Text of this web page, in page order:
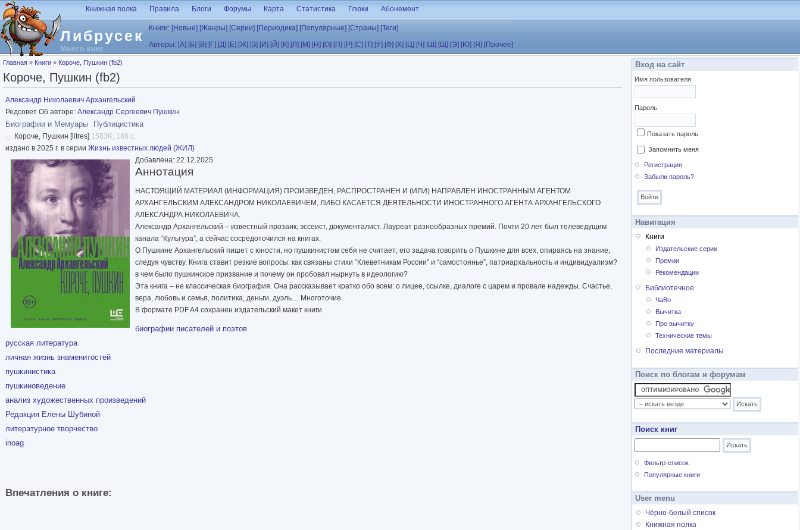
Перейти к основному содержанию
Либрусек
Много книг
Книжная полка Правила Блоги Форумы Карта Статистика Глюки Абонемент
Книги: [Новые] [Жанры] [Серии] [Периодика] [Популярные] [Страны] [Теги]
Авторы: [А] [Б] [В] [Г] [Д] [Е] [Ж] [З] [И] [Й] [К] [Л] [М] [Н] [О] [П] [Р] [С] [Т] [У] [Ф] [Х] [Ц] [Ч] [Ш] [Щ] [Э] [Ю] [Я] [Прочее]
Вы здесь
Главная » Книги » Короче, Пушкин (fb2)
Короче, Пушкин (fb2)
Александр Николаевич Архангельский
Редсовет Об авторе: Александр Сергеевич Пушкин
Биографии и Мемуары Публицистика
Короче, Пушкин [litres] 1583K, 186 с.
издано в 2025 г. в серии Жизнь известных людей (ЖИЛ)
Добавлена: 22.12.2025
Аннотация
НАСТОЯЩИЙ МАТЕРИАЛ (ИНФОРМАЦИЯ) ПРОИЗВЕДЕН, РАСПРОСТРАНЕН И (ИЛИ) НАПРАВЛЕН ИНОСТРАННЫМ АГЕНТОМ
АРХАНГЕЛЬСКИМ АЛЕКСАНДРОМ НИКОЛАЕВИЧЕМ, ЛИБО КАСАЕТСЯ ДЕЯТЕЛЬНОСТИ ИНОСТРАННОГО АГЕНТА АРХАНГЕЛЬСКОГО
АЛЕКСАНДРА НИКОЛАЕВИЧА.
Александр Архангельский – известный прозаик, эссеист, документалист. Лауреат разнообразных премий. Почти 20 лет был телеведущим
канала “Культура”, а сейчас сосредоточился на книгах.
О Пушкине Архангельский пишет с юности, но пушкинистом себя не считает; его задача говорить о Пушкине для всех, опираясь на знание,
следуя чувству. Книга ставит резкие вопросы: как связаны стихи “Клеветникам России” и “самостоянье”, патриархальность и индивидуализм?
в чем было пушкинское призвание и почему он пробовал нырнуть в идеологию?
Эта книга – не классическая биография. Она рассказывает кратко обо всем: о лицее, ссылке, диалоге с царем и провале надежды. Счастье,
вера, любовь и семья, политика, деньги, дуэль… Многоточие.
В формате PDF A4 сохранен издательский макет книги.
биографии писателей и поэтов
русская литература
личная жизнь знаменитостей
пушкинистика
пушкиноведение
анализ художественных произведений
Редакция Елены Шубиной
литературное творчество
inoag
Впечатления о книге:
Вход на сайт
Имя пользователя
Пароль
Показать пароль
Запомнить меня
Регистрация
Забыли пароль?
Навигация
Книги
Издательские серии
Премии
Рекомендации
Библиотечное
ЧаВо
Вычитка
Про вычитку
Технические темы
Последние материалы
Поиск по блогам и форумам
Поиск книг
Фильтр-список
Популярные книги
User menu
Чёрно-белый список
Книжная полка